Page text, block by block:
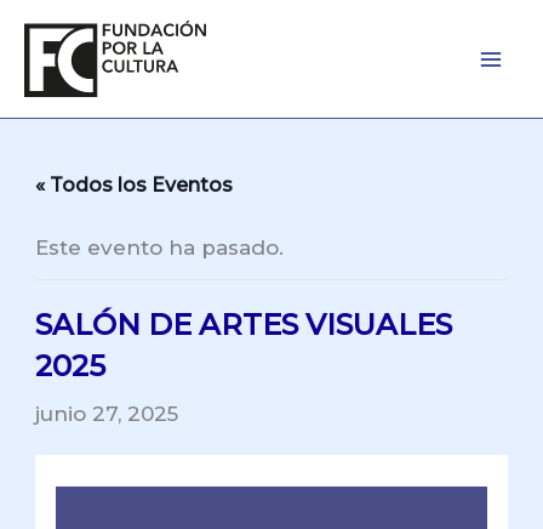
contenido
« Todos los Eventos
Este evento ha pasado.
SALÓN DE ARTES VISUALES
2025
junio 27, 2025